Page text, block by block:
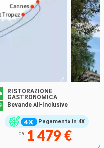
Pagamento in 4X
RISTORAZIONE
GASTRONOMICA
Bevande All-Inclusive
da 1 479 €